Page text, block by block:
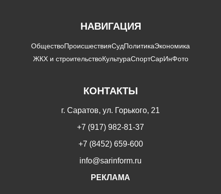
НАВИГАЦИЯ
ОбществоПроисшествияСудПолитикаЭкономика
ЖКХ и строительствоКультураСпортСарИнФото
КОНТАКТЫ
г. Саратов, ул. Горького, 21
+7 (917) 982-81-37
+7 (8452) 659-600
info@sarinform.ru
РЕКЛАМА